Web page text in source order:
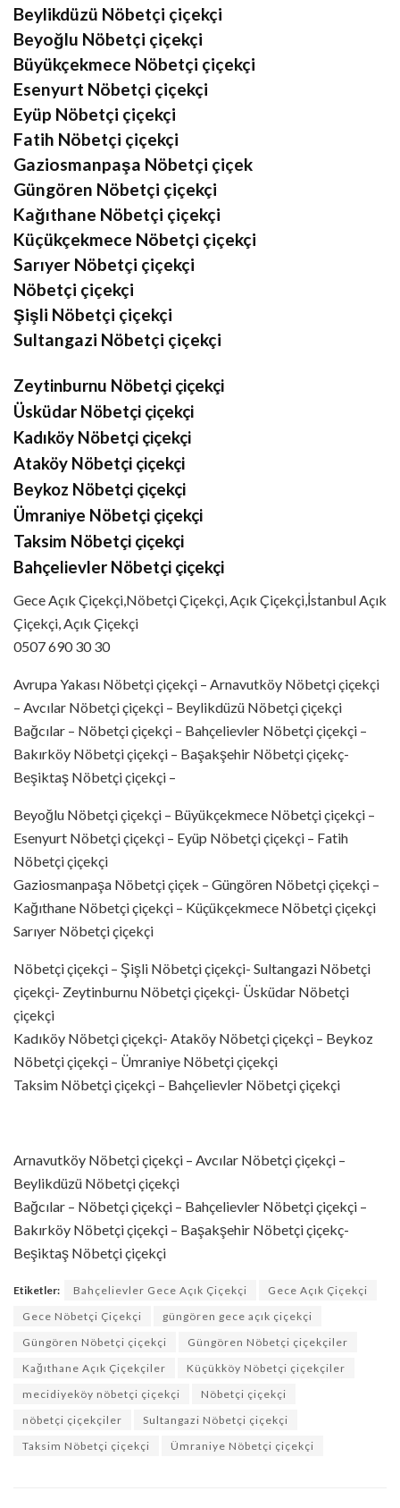
Beylikdüzü Nöbetçi çiçekçi
Beyoğlu Nöbetçi çiçekçi
Büyükçekmece Nöbetçi çiçekçi
Esenyurt Nöbetçi çiçekçi
Eyüp Nöbetçi çiçekçi
Fatih Nöbetçi çiçekçi
Gaziosmanpaşa Nöbetçi çiçek
Güngören Nöbetçi çiçekçi
Kağıthane Nöbetçi çiçekçi
Küçükçekmece Nöbetçi çiçekçi
Sarıyer Nöbetçi çiçekçi
Nöbetçi çiçekçi
Şişli Nöbetçi çiçekçi
Sultangazi Nöbetçi çiçekçi
Zeytinburnu Nöbetçi çiçekçi
Üsküdar Nöbetçi çiçekçi
Kadıköy Nöbetçi çiçekçi
Ataköy Nöbetçi çiçekçi
Beykoz Nöbetçi çiçekçi
Ümraniye Nöbetçi çiçekçi
Taksim Nöbetçi çiçekçi
Bahçelievler Nöbetçi çiçekçi
Gece Açık Çiçekçi,Nöbetçi Çiçekçi, Açık Çiçekçi,İstanbul Açık
Çiçekçi, Açık Çiçekçi
0507 690 30 30
Avrupa Yakası Nöbetçi çiçekçi – Arnavutköy Nöbetçi çiçekçi
– Avcılar Nöbetçi çiçekçi – Beylikdüzü Nöbetçi çiçekçi
Bağcılar – Nöbetçi çiçekçi – Bahçelievler Nöbetçi çiçekçi –
Bakırköy Nöbetçi çiçekçi – Başakşehir Nöbetçi çiçekç-
Beşiktaş Nöbetçi çiçekçi –
Beyoğlu Nöbetçi çiçekçi – Büyükçekmece Nöbetçi çiçekçi –
Esenyurt Nöbetçi çiçekçi – Eyüp Nöbetçi çiçekçi – Fatih
Nöbetçi çiçekçi
Gaziosmanpaşa Nöbetçi çiçek – Güngören Nöbetçi çiçekçi –
Kağıthane Nöbetçi çiçekçi – Küçükçekmece Nöbetçi çiçekçi
Sarıyer Nöbetçi çiçekçi
Nöbetçi çiçekçi – Şişli Nöbetçi çiçekçi- Sultangazi Nöbetçi
çiçekçi- Zeytinburnu Nöbetçi çiçekçi- Üsküdar Nöbetçi
çiçekçi
Kadıköy Nöbetçi çiçekçi- Ataköy Nöbetçi çiçekçi – Beykoz
Nöbetçi çiçekçi – Ümraniye Nöbetçi çiçekçi
Taksim Nöbetçi çiçekçi – Bahçelievler Nöbetçi çiçekçi
Arnavutköy Nöbetçi çiçekçi – Avcılar Nöbetçi çiçekçi –
Beylikdüzü Nöbetçi çiçekçi
Bağcılar – Nöbetçi çiçekçi – Bahçelievler Nöbetçi çiçekçi –
Bakırköy Nöbetçi çiçekçi – Başakşehir Nöbetçi çiçekç-
Beşiktaş Nöbetçi çiçekçi
Etiketler: Bahçelievler Gece Açık Çiçekçi
Gece Açık Çiçekçi
Gece Nöbetçi Çiçekçi
güngören gece açık çiçekçi
Güngören Nöbetçi çiçekçi
Güngören Nöbetçi çiçekçiler
Kağıthane Açık Çiçekçiler
Küçükköy Nöbetçi çiçekçiler
mecidiyeköy nöbetçi çiçekçi
Nöbetçi çiçekçi
nöbetçi çiçekçiler
Sultangazi Nöbetçi çiçekçi
Taksim Nöbetçi çiçekçi
Ümraniye Nöbetçi çiçekçi